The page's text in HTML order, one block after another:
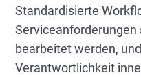
Standardisierte
bearbeitet werden,
Verantwortlichkeit